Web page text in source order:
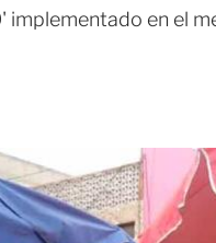
implementado en el